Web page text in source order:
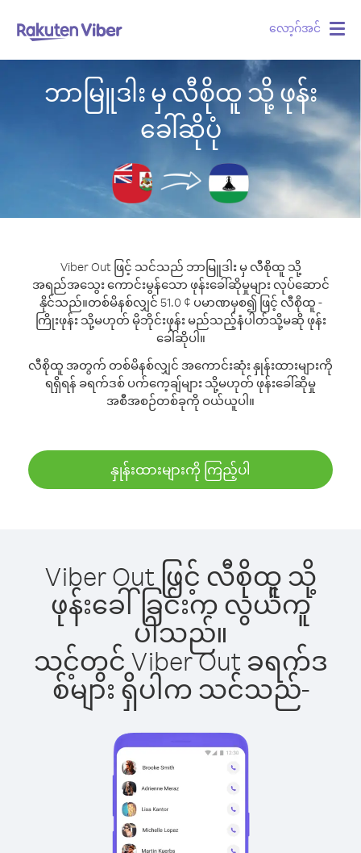
လော့ဂ်အင်
ဘာမြူဒါး မှ လီစိုထူ သို့ ဖုန်း
ခေါ်ဆိုပုံ
Viber Out ဖြင့် သင်သည် ဘာမြူဒါး မှ လီစိုထူ သို့
အရည်အသွေး ကောင်းမွန်သော ဖုန်းခေါ်ဆိုမှုများ လုပ်ဆောင်
နိုင်သည်။တစ်မိနစ်လျှင် 51.0 ¢ ပမာဏမှစ၍ ဖြင့် လီစိုထူ -
ကြိုးဖုန်း သို့မဟုတ် မိုဘိုင်းဖုန်း မည်သည့်နံပါတ်သို့မဆို ဖုန်း
ခေါ်ဆိုပါ။
လီစိုထူ အတွက် တစ်မိနစ်လျှင် အကောင်းဆုံး နှုန်းထားများကို
ရရှိရန် ခရက်ဒစ် ပက်ကေ့ချ်များ သို့မဟုတ် ဖုန်းခေါ်ဆိုမှု
အစီအစဉ်တစ်ခုကို ဝယ်ယူပါ။
နှုန်းထားများကို ကြည့်ပါ
Viber Out ဖြင့် လီစိုထူ သို့
ဖုန်းခေါ်ခြင်းက လွယ်ကူ
ပါသည်။
သင့်တွင် Viber Out ခရက်ဒ
စ်များ ရှိပါက သင်သည်-